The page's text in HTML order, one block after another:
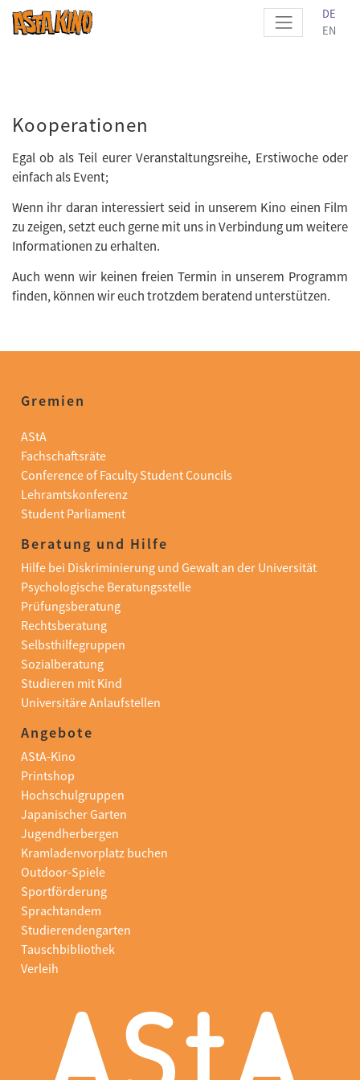
DE
EN
Kooperationen
Egal ob als Teil eurer Veranstaltungsreihe, Erstiwoche oder
einfach als Event;
Wenn ihr daran interessiert seid in unserem Kino einen Film
zu zeigen, setzt euch gerne mit uns in Verbindung um weitere
Informationen zu erhalten.
Auch wenn wir keinen freien Termin in unserem Programm
finden, können wir euch trotzdem beratend unterstützen.
Gremien
AStA
Fachschaftsräte
Conference of Faculty Student Councils
Lehramtskonferenz
Student Parliament
Beratung und Hilfe
Hilfe bei Diskriminierung und Gewalt an der Universität
Psychologische Beratungsstelle
Prüfungsberatung
Rechtsberatung
Selbsthilfegruppen
Sozialberatung
Studieren mit Kind
Universitäre Anlaufstellen
Angebote
AStA-Kino
Printshop
Hochschulgruppen
Japanischer Garten
Jugendherbergen
Kramladenvorplatz buchen
Outdoor-Spiele
Sportförderung
Sprachtandem
Studierendengarten
Tauschbibliothek
Verleih